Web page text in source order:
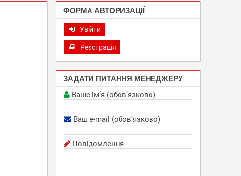
ФОРМА АВТОРИЗАЦІЇ
Увійти
Реєстрація
ЗАДАТИ ПИТАННЯ МЕНЕДЖЕРУ
Ваше ім’я (обов’язково)
Ваш e-mail (обов’язково)
Повідомлення